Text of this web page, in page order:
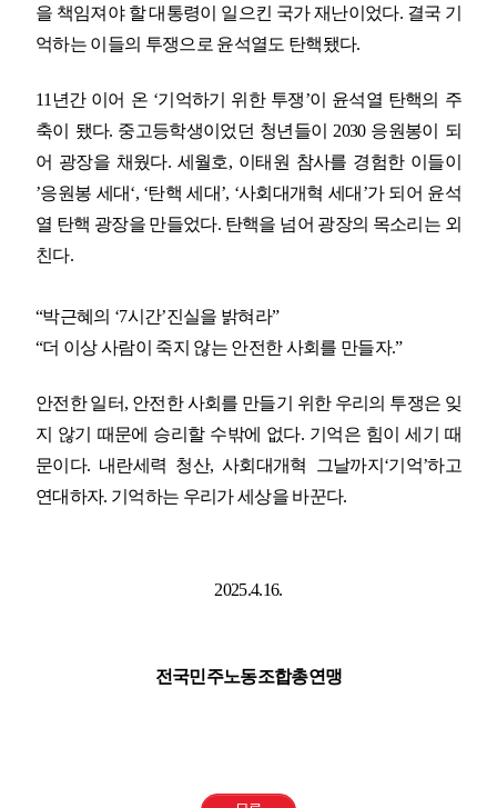
을 책임져야 할 대통령이 일으킨 국가 재난이었다. 결국 기
억하는 이들의 투쟁으로 윤석열도 탄핵됐다.
11 년간 이어 온 ‘기억하기 위한 투쟁’이 윤석열 탄핵의 주
축이 됐다. 중고등학생이었던 청년들이 2030 응원봉이 되
어 광장을 채웠다. 세월호, 이태원 참사를 경험한 이들이
’응원봉 세대‘, ‘탄핵 세대’, ‘사회대개혁 세대 ’가 되어 윤석
열 탄핵 광장을 만들었다. 탄핵을 넘어 광장의 목소리는 외
친다.
“박근혜의 ‘7시간’진실을 밝혀라”
“더 이상 사람이 죽지 않는 안전한 사회를 만들자.”
안전한 일터, 안전한 사회를 만들기 위한 우리의 투쟁은 잊
지 않기 때문에 승리할 수밖에 없다. 기억은 힘이 세기 때
문이다. 내란세력 청산,사회대개혁 그날까지 ‘기억’하고
연대하자. 기억하는 우리가 세상을 바꾼다.
2025.4.16.
전국민주노동조합총연맹